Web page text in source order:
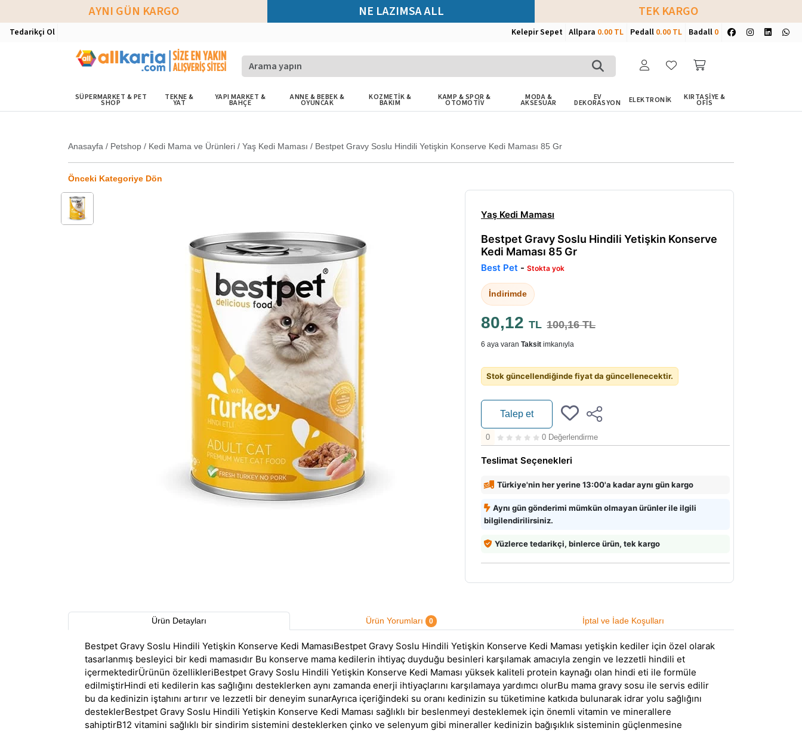
AYNI GÜN KARGO NE LAZIMSA ALL TEK KARGO
Tedarikçi Ol Kelepir Sepet Allpara 0.00 TL Pedall 0.00 TL Badall 0
SÜPERMARKET & PET
SHOP
TEKNE &
YAT
YAPI MARKET &
BAHÇE
ANNE & BEBEK &
OYUNCAK
KOZMETİK &
BAKIM
KAMP & SPOR &
OTOMOTİV
MODA &
AKSESUAR
EV
DEKORASYON ELEKTRONİK KIRTASİYE &
OFİS
Anasayfa / Petshop / Kedi Mama ve Ürünleri / Yaş Kedi Maması / Bestpet Gravy Soslu Hindili Yetişkin Konserve Kedi Maması 85 Gr
Önceki Kategoriye Dön
Yaş Kedi Maması
Bestpet Gravy Soslu Hindili Yetişkin Konserve
Kedi Maması 85 Gr
Best Pet - Stokta yok
İndirimde
80,12 TL 100,16 TL
6 aya varan Taksit imkanıyla
Stok güncellendiğinde fiyat da güncellenecektir.
Talep et
0 0 Değerlendirme
Teslimat Seçenekleri
Türkiye'nin her yerine 13:00'a kadar aynı gün kargo
Aynı gün gönderimi mümkün olmayan ürünler ile ilgili
bilgilendirilirsiniz.
Yüzlerce tedarikçi, binlerce ürün, tek kargo
Ürün Detayları Ürün Yorumları 0 İptal ve İade Koşulları
Bestpet Gravy Soslu Hindili Yetişkin Konserve Kedi MamasıBestpet Gravy Soslu Hindili Yetişkin Konserve Kedi Maması yetişkin kediler için özel olarak
tasarlanmış besleyici bir kedi mamasıdır Bu konserve mama kedilerin ihtiyaç duyduğu besinleri karşılamak amacıyla zengin ve lezzetli hindili et
içermektedirÜrünün özellikleriBestpet Gravy Soslu Hindili Yetişkin Konserve Kedi Maması yüksek kaliteli protein kaynağı olan hindi eti ile formüle
edilmiştirHindi eti kedilerin kas sağlığını desteklerken aynı zamanda enerji ihtiyaçlarını karşılamaya yardımcı olurBu mama gravy sosu ile servis edilir
bu da kedinizin iştahını artırır ve lezzetli bir deneyim sunarAyrıca içeriğindeki su oranı kedinizin su tüketimine katkıda bulunarak idrar yolu sağlığını
desteklerBestpet Gravy Soslu Hindili Yetişkin Konserve Kedi Maması sağlıklı bir beslenmeyi desteklemek için önemli vitamin ve minerallere
sahiptirB12 vitamini sağlıklı bir sindirim sistemini desteklerken çinko ve selenyum gibi mineraller kedinizin bağışıklık sisteminin güçlenmesine